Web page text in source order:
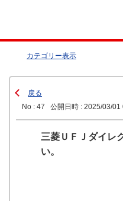
カテゴリー表示
戻る
No : 47
公開日時 : 2025/03/01
三菱ＵＦＪダイレ
い。